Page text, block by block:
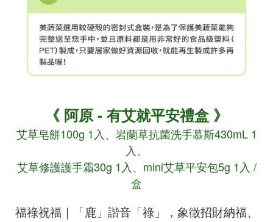
《 阿原 - 有艾就平安禮盒 》
艾草皂餅100g 1入、岩蘭草抗菌洗手慕斯430mL 1
入、
艾草修護護手霜30g 1入 、mini艾草平安包5g 1入 /
盒
福祿祝福｜「鹿」諧音「祿」，象徵招財納福、